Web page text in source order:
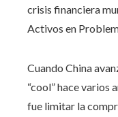
crisis financiera
Activos en
Cuando China
“cool” hace varios
fue limitar la